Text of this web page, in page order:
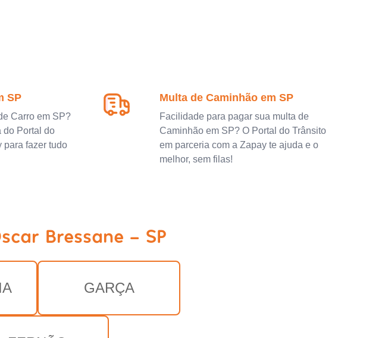
SP
Carro em SP?
do Portal do
para fazer tudo
Multa de Caminhão em SP
Facilidade para pagar sua multa de
Caminhão em SP? O Portal do Trânsito
em parceria com a Zapay te ajuda e o
melhor, sem filas!
Bressane - SP
GARÇA